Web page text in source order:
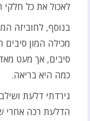
לאכול את כל
בנוסף, לחוביזה
מכילה המון
סיבים, אך מעט
כמה היא בריאה.
גירדתי דלעת
הדלעת רכה אחרי